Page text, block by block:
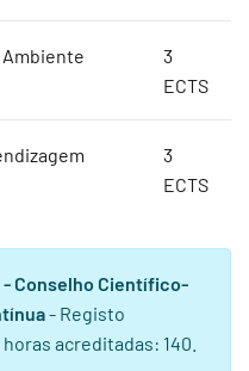
3
ECTS
3
ECTS
- Conselho Científico-
- Registo
horas acreditadas: 140.